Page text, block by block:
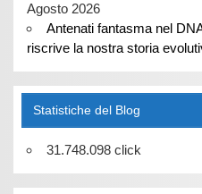
Agosto 2026
Antenati fantasma nel
riscrive la nostra storia
Statistiche del Blog
31.748.098 click